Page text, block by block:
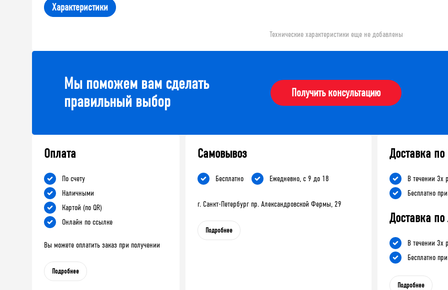
Характеристики
Технические характеристики еще не добавлены
Мы поможем вам сделать
правильный выбор
Получить консультацию
Оплата
По счету
Наличными
Картой (по QR)
Онлайн по ссылке
Вы можете оплатить заказ при получении
Подробнее
Самовывоз
Бесплатно Ежедневно, с 9 до 18
г. Санкт-Петербург пр. Александровской Фермы, 29
Подробнее
Доставка
В течении 3х
Бесплатно
Доставка
В течении 3х
Бесплатно
Подробнее